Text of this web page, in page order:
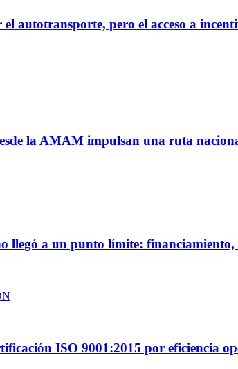
autotransporte, pero el acceso a
la AMAM impulsan una ruta
llegó a un punto límite:
ISO 9001:2015 por eficiencia